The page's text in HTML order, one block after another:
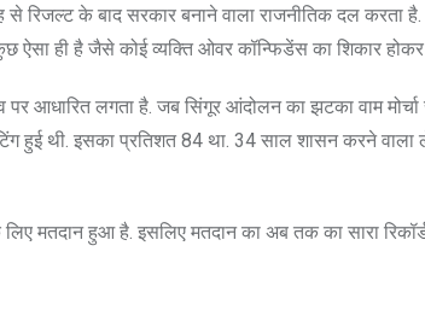
के बाद सरकार बनाने वाला राजनीतिक दल करता
ऐसा ही है जैसे कोई व्यक्ति ओवर कॉन्फिडेंस का शिकार
आधारित लगता है. जब सिंगूर आंदोलन का झटका वाम
हुई थी. इसका प्रतिशत 84 था. 34 साल शासन करने वाला
मतदान हुआ है. इसलिए मतदान का अब तक का सारा